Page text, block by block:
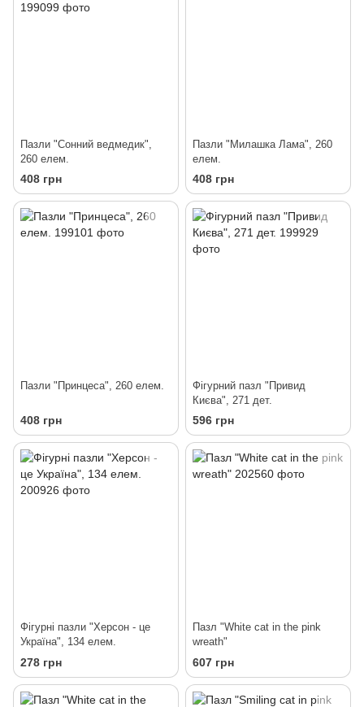
Пазли "Сонний ведмедик",
260 елем.
408 грн
Пазли "Милашка Лама", 260
елем.
408 грн
Пазли "Принцеса", 260 елем.
408 грн
Фігурний пазл "Привид
Києва", 271 дет.
596 грн
Фігурні пазли "Херсон - це
Україна", 134 елем.
278 грн
Пазл "White cat in the pink
wreath"
607 грн